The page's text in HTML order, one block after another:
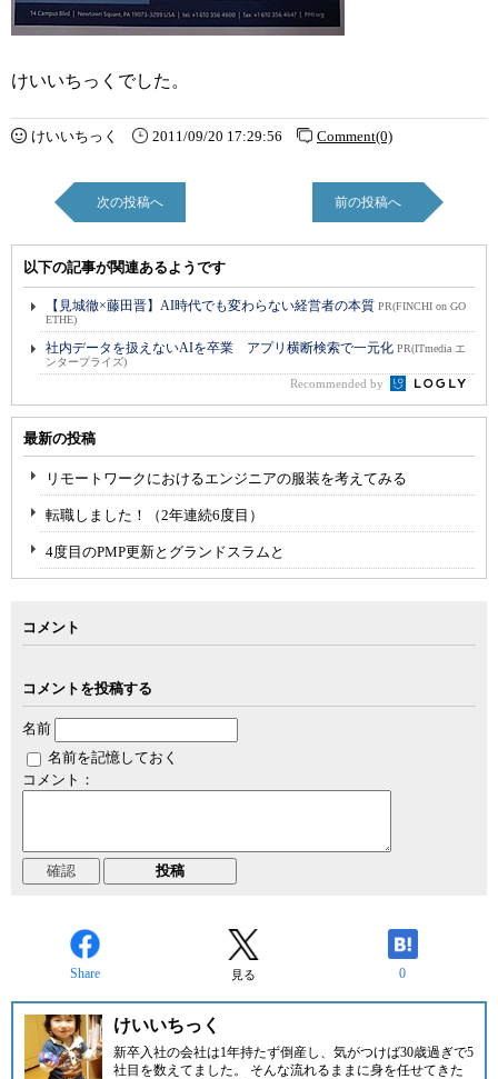
けいいちっくでした。
けいいちっく 2011/09/20 17:29:56 Comment(0)
次の投稿へ 前の投稿へ
以下の記事が関連あるようです
【見城徹×藤田晋】AI時代でも変わらない経営者の本質 PR(FINCHI on GO
ETHE)
社内データを扱えないAIを卒業 アプリ横断検索で一元化 PR(ITmedia エ
ンタープライズ)
Recommended by
最新の投稿
リモートワークにおけるエンジニアの服装を考えてみる
転職しました！（2年連続6度目）
4度目のPMP更新とグランドスラムと
コメント
コメントを投稿する
名前
名前を記憶しておく
コメント：
Share 見る 0
けいいちっく
新卒入社の会社は1年持たず倒産し、気がつけば30歳過ぎで5
社目を数えてました。 そんな流れるままに身を任せてきた